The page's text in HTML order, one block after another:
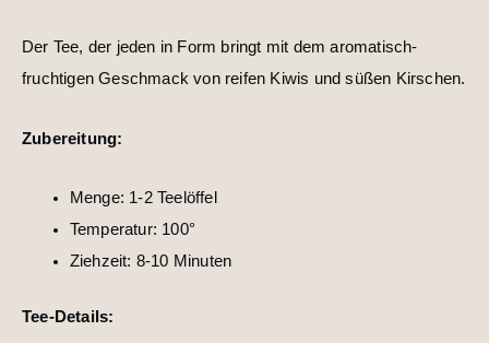
Der Tee, der jeden in Form bringt mit dem aromatisch-
fruchtigen Geschmack von reifen Kiwis und süßen Kirschen.
Zubereitung:
Menge: 1-2 Teelöffel
Temperatur: 100°
Ziehzeit: 8-10 Minuten
Tee-Details: